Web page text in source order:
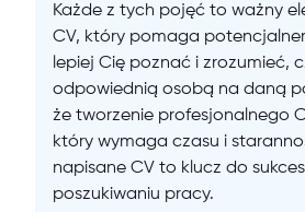
Każde z tych pojęć to ważny
CV, który pomaga
lepiej Cię poznać i zrozumieć,
odpowiednią osobą na daną
że tworzenie profesjonalnego
który wymaga czasu i
napisane CV to klucz do
poszukiwaniu pracy.